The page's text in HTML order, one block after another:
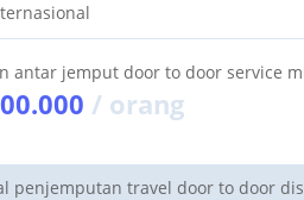
antar jemput door to door service
/ orang
penjemputan travel door to door